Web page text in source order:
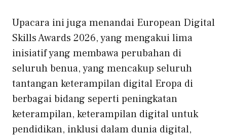
Upacara ini juga menandai European Digital
Skills Awards 2026, yang mengakui lima
inisiatif yang membawa perubahan di
seluruh benua, yang mencakup seluruh
tantangan keterampilan digital Eropa di
berbagai bidang seperti peningkatan
keterampilan, keterampilan digital untuk
pendidikan, inklusi dalam dunia digital,